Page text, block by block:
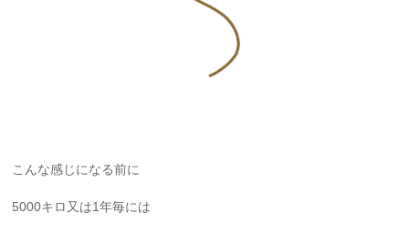
こんな感じになる前に
5000キロ又は1年毎には